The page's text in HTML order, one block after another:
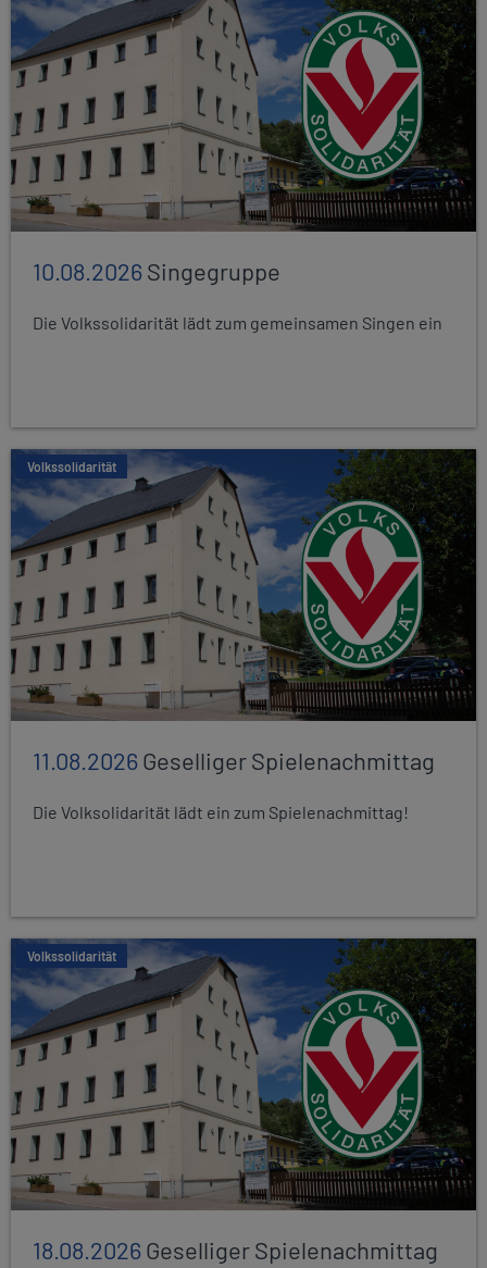
10.08.2026Singegruppe
Die Volkssolidarität lädt zum gemeinsamen Singen ein
Volkssolidarität
11.08.2026Geselliger Spielenachmittag
Die Volksolidarität lädt ein zum Spielenachmittag!
Volkssolidarität
18.08.2026Geselliger Spielenachmittag